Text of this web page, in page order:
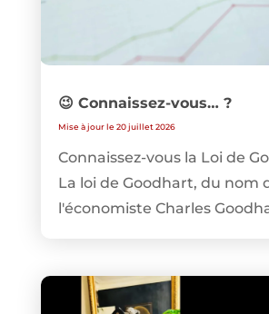
😉 Connaissez-vous… ?
Mise à jour le 20 juillet 2026
Connaissez-vous la Loi de
La loi de Goodhart, du nom
l'économiste Charles